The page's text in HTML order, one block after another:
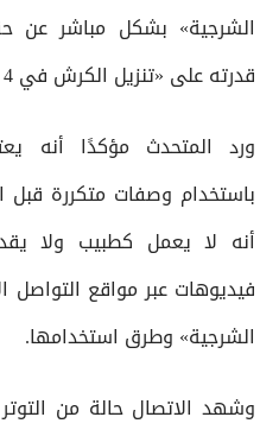
الشرجية» بشكل مباشر عن
قدرته على «تنزيل الكرش في 4 أيام».
ورد المتحدث مؤكدًا أنه
باستخدام وصفات متكررة قبل
أنه لا يعمل كطبيب ولا
فيديوهات عبر مواقع
الشرجية» وطرق استخدامها.
وشهد الاتصال حالة من